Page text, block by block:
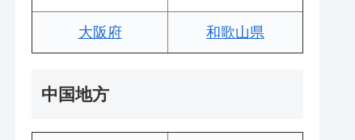
大阪府 和歌山県
中国地方